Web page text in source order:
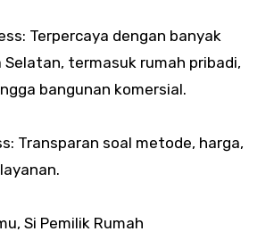
Terpercaya dengan banyak
termasuk rumah pribadi,
bangunan komersial.
Transparan soal metode, harga,
Si Pemilik Rumah